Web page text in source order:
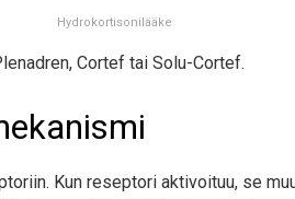
Hydrokortisonilääke
Cortef tai Solu-Cortef.
Kun reseptori aktivoituu, se